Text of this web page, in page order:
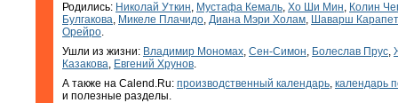
Родились: Николай Уткин, Мустафа Кемаль, Хо Ши Мин, Колин
Булгакова, Микеле Плачидо, Диана Мэри Холам, Шаварш
Орейро.
Ушли из жизни: Владимир Мономах, Сен-Симон, Болеслав Прус,
Казакова, Евгений Хрунов.
А также на Calend.Ru: производственный календарь, календарь
и полезные разделы.